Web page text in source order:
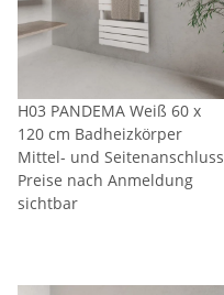
H03 PANDEMA Weiß 60 x
120 cm Badheizkörper
Mittel- und Seitenanschluss
Preise nach Anmeldung
sichtbar